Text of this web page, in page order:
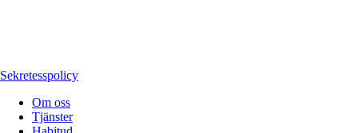
Sekretesspolicy
Om oss
Tjänster